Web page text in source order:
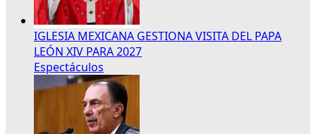
IGLESIA MEXICANA GESTIONA VISITA DEL PAPA
LEÓN XIV PARA 2027
Espectáculos